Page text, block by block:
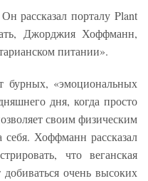
рассказал порталу Plant
Джорджия Хоффманн,
питании».
бурных, «эмоциональных
дня, когда просто
своим физическим
Хоффманн рассказал
что веганская
очень высоких